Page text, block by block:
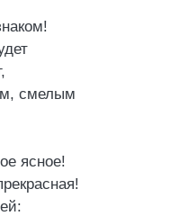
смелым
ясное!